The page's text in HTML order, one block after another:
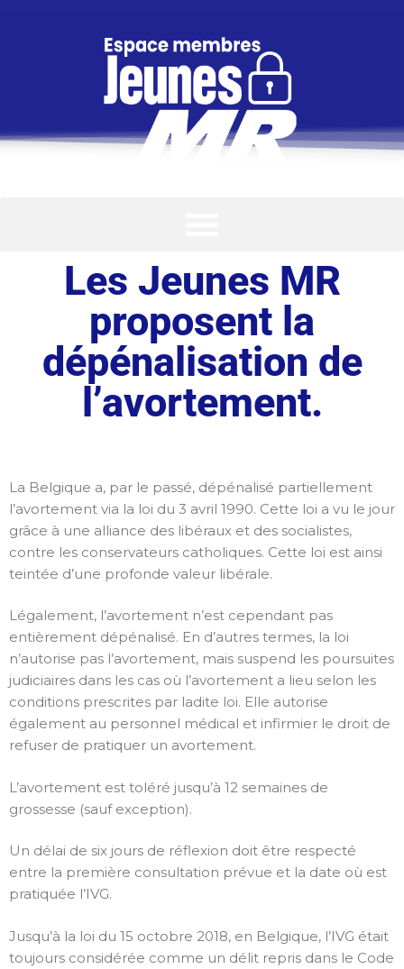
Les Jeunes MR
proposent la
dépénalisation de
l’avortement.
La Belgique a, par le passé, dépénalisé partiellement
l’avortement via la loi du 3 avril 1990. Cette loi a vu le jour
grâce à une alliance des libéraux et des socialistes,
contre les conservateurs catholiques. Cette loi est ainsi
teintée d’une profonde valeur libérale.
Légalement, l’avortement n’est cependant pas
entièrement dépénalisé. En d’autres termes, la loi
n’autorise pas l’avortement, mais suspend les poursuites
judiciaires dans les cas où l’avortement a lieu selon les
conditions prescrites par ladite loi. Elle autorise
également au personnel médical et infirmier le droit de
refuser de pratiquer un avortement.
L’avortement est toléré jusqu’à 12 semaines de
grossesse (sauf exception).
Un délai de six jours de réflexion doit être respecté
entre la première consultation prévue et la date où est
pratiquée l’IVG.
Jusqu’à la loi du 15 octobre 2018, en Belgique, l’IVG était
toujours considérée comme un délit repris dans le Code